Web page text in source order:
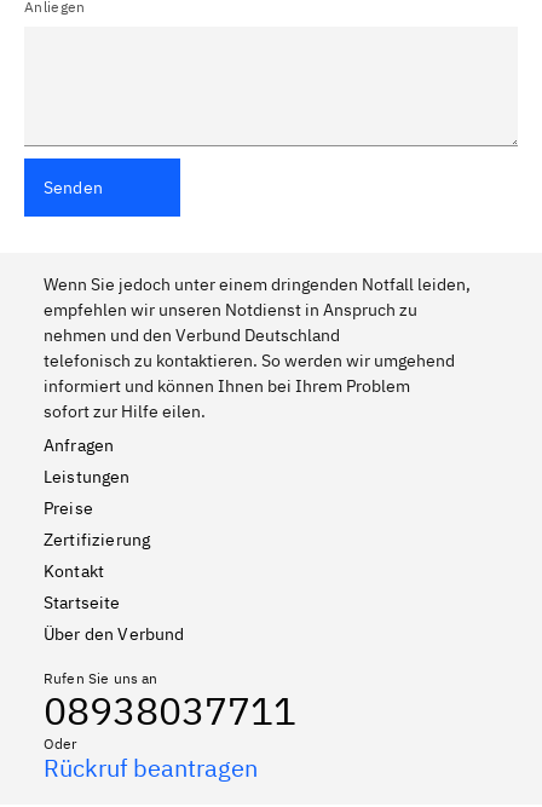
Anliegen
Senden
Wenn Sie jedoch unter einem dringenden Notfall leiden,
empfehlen wir unseren Notdienst in Anspruch zu
nehmen und den Verbund Deutschland
telefonisch zu kontaktieren. So werden wir umgehend
informiert und können Ihnen bei Ihrem Problem
sofort zur Hilfe eilen.
Anfragen
Leistungen
Preise
Zertifizierung
Kontakt
Startseite
Über den Verbund
Rufen Sie uns an
08938037711
Oder
Rückruf beantragen